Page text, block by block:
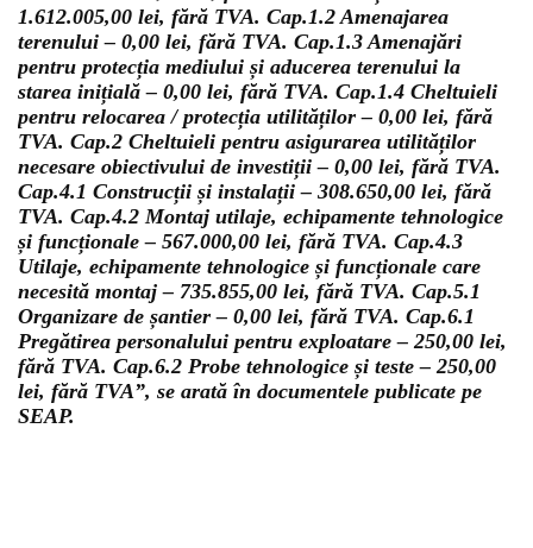
1.612.005,00 lei, fără TVA. Cap.1.2 Amenajarea
terenului – 0,00 lei, fără TVA. Cap.1.3 Amenajări
pentru protecția mediului și aducerea terenului la
starea inițială – 0,00 lei, fără TVA. Cap.1.4 Cheltuieli
pentru relocarea / protecția utilităților – 0,00 lei, fără
TVA. Cap.2 Cheltuieli pentru asigurarea utilităților
necesare obiectivului de investiții – 0,00 lei, fără TVA.
Cap.4.1 Construcții și instalații – 308.650,00 lei, fără
TVA. Cap.4.2 Montaj utilaje, echipamente tehnologice
și funcționale – 567.000,00 lei, fără TVA. Cap.4.3
Utilaje, echipamente tehnologice și funcționale care
necesită montaj – 735.855,00 lei, fără TVA. Cap.5.1
Organizare de șantier – 0,00 lei, fără TVA. Cap.6.1
Pregătirea personalului pentru exploatare – 250,00 lei,
fără TVA. Cap.6.2 Probe tehnologice și teste – 250,00
lei, fără TVA”, se arată în documentele publicate pe
SEAP.